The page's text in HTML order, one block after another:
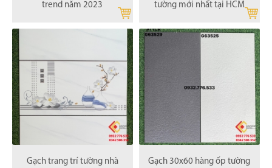
trend năm 2023
tường mới nhất tại HCM
Gạch trang trí tường nhà
Gạch 30x60 hàng ốp tường